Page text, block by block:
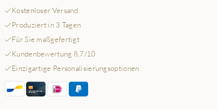
Kostenloser Versand
Produziert in 3 Tagen
Für Sie maßgefertigt
Kundenbewertung 8,7/10
Einzigartige Personalisierungsoptionen